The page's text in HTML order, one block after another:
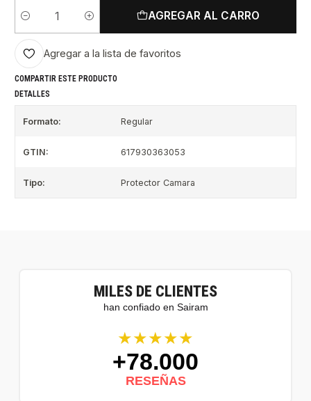
Cantidad
AGREGAR AL CARRO
Agregar a la lista de favoritos
COMPARTIR ESTE PRODUCTO
DETALLES
Formato: Regular
GTIN: 617930363053
Tipo: Protector Camara
MILES DE CLIENTES
han confiado en Sairam
★★★★★
+78.000
RESEÑAS